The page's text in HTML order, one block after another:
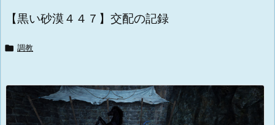
【黒い砂漠４４７】交配の記録
 調教